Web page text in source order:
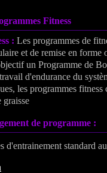
Fitness
: Les programmes de
et de remise en forme
un Programme de
d'endurance du
les programmes
graisse
de programme :
d'entrainement standard